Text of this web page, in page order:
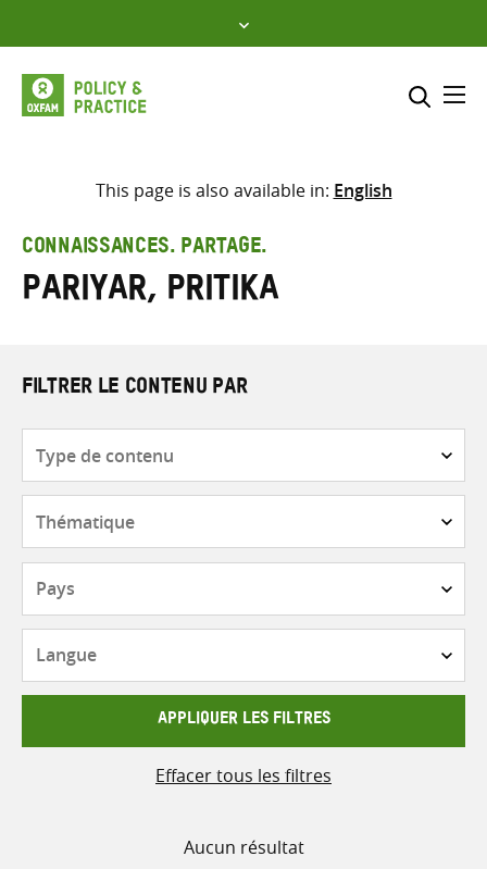
to
content
Sélectionner l’emplacement
Saisir
les
termes
This page is also available in: English
CONNAISSANCES. PARTAGE.
Pariyar, Pritika
FILTRER LE CONTENU PAR
contenu
APPLIQUER LES FILTRES
Effacer tous les filtres
Aucun résultat